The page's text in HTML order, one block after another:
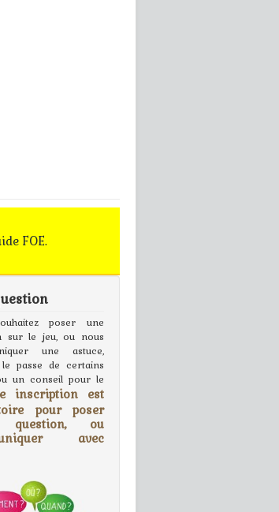
FOE.
poser une
sur le jeu, ou nous
une astuce,
passe de certains
un conseil pour le
inscription est
pour poser
question, ou
avec